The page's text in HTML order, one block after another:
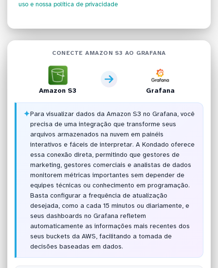
uso e nossa política de privacidade
CONECTE AMAZON S3 AO GRAFANA
Amazon S3 Grafana
✦Para visualizar dados da Amazon S3 no Grafana, você
precisa de uma integração que transforme seus
arquivos armazenados na nuvem em painéis
interativos e fáceis de interpretar. A Kondado oferece
essa conexão direta, permitindo que gestores de
marketing, gestores comerciais e analistas de dados
monitorem métricas importantes sem depender de
equipes técnicas ou conhecimento em programação.
Basta configurar a frequência de atualização
desejada, como a cada 15 minutos ou diariamente, e
seus dashboards no Grafana refletem
automaticamente as informações mais recentes dos
seus buckets da AWS, facilitando a tomada de
decisões baseadas em dados.